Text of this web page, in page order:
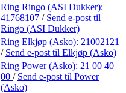
Ring Ringo (ASI Dukker):
41768107 / Send e-post til
Ringo (ASI Dukker)
Ring Elkjøp (Asko): 21002121
/ Send e-post til Elkjøp (Asko)
Ring Power (Asko): 21 00 40
00 / Send e-post til Power
(Asko)